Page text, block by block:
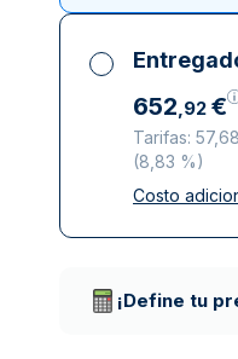
652,92 €
Tarifas:
(8,83 %)
Costo
¡Define tu